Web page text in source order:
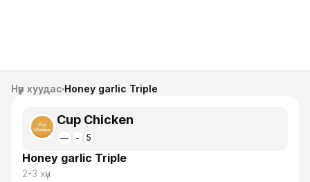
Нүүр хуудас Honey garlic Triple
Cup Chicken
— - 5
Honey garlic Triple
2-3 хүн